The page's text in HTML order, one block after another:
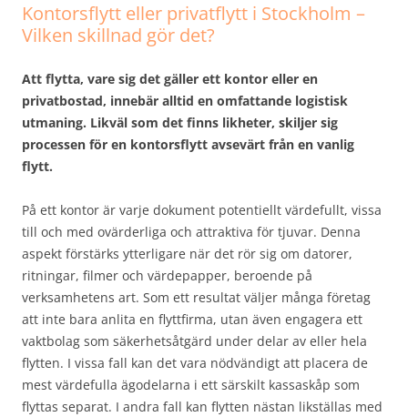
Kontorsflytt eller privatflytt i Stockholm –
Vilken skillnad gör det?
Att flytta, vare sig det gäller ett kontor eller en
privatbostad, innebär alltid en omfattande logistisk
utmaning. Likväl som det finns likheter, skiljer sig
processen för en kontorsflytt avsevärt från en vanlig
flytt.
På ett kontor är varje dokument potentiellt värdefullt, vissa
till och med ovärderliga och attraktiva för tjuvar. Denna
aspekt förstärks ytterligare när det rör sig om datorer,
ritningar, filmer och värdepapper, beroende på
verksamhetens art. Som ett resultat väljer många företag
att inte bara anlita en flyttfirma, utan även engagera ett
vaktbolag som säkerhetsåtgärd under delar av eller hela
flytten. I vissa fall kan det vara nödvändigt att placera de
mest värdefulla ägodelarna i ett särskilt kassaskåp som
flyttas separat. I andra fall kan flytten nästan likställas med